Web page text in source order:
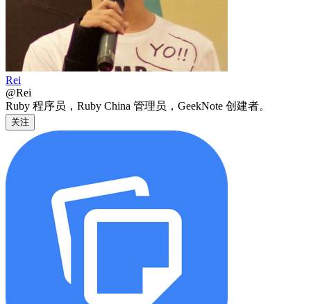
Rei
@Rei
Ruby 程序员，Ruby China 管理员，GeekNote 创建者。
关注